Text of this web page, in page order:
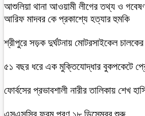
আশুলিয়া থানা আওয়ামী লীগের তথ্য ও
আরিফ মাদবর কে প্রকাশ্যে হত্যার হুমকি
শ্রীপুরে সড়ক দুর্ঘটনায় মোটরসাইকেল
৫১ বছর ধরে এক মুক্তিযোদ্ধার বুকপকেটে
ফোর্বসের প্রভাবশালী নারীর তালিকায় শেখ